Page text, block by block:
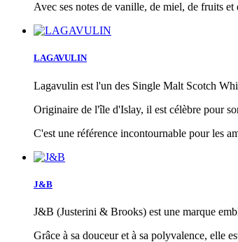
Avec ses notes de vanille, de miel, de fruits
LAGAVULIN
Lagavulin est l'un des Single Malt Scotch
Originaire de l'île d'Islay, il est célèbre pour
C'est une référence incontournable pour les
J&B
J&B (Justerini & Brooks) est une marque
Grâce à sa douceur et à sa polyvalence, elle